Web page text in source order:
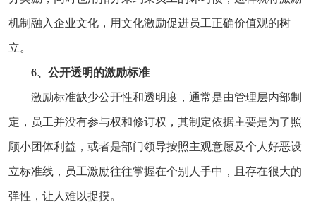
机制融入企业文化，用文化激励促进员工正确价值观的树
立。
6、公开透明的激励标准
激励标准缺少公开性和透明度，通常是由管理层内部制
定，员工并没有参与权和修订权，其制定依据主要是为了照
顾小团体利益，或者是部门领导按照主观意愿及个人好恶设
立标准线，员工激励往往掌握在个别人手中，且存在很大的
弹性，让人难以捉摸。